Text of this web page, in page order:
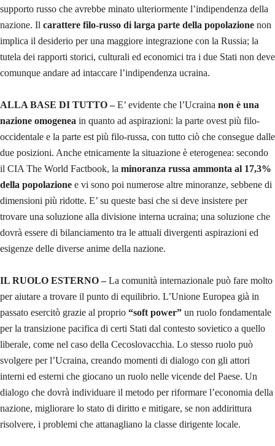
supporto russo che avrebbe minato ulteriormente l’indipendenza della
nazione. Il carattere filo-russo di larga parte della popolazione non
implica il desiderio per una maggiore integrazione con la Russia; la
tutela dei rapporti storici, culturali ed economici tra i due Stati non deve
comunque andare ad intaccare l’indipendenza ucraina.
ALLA BASE DI TUTTO –E’ evidente che l’Ucraina non è una
nazione omogenea in quanto ad aspirazioni: la parte ovest più filo-
occidentale e la parte est più filo-russa, con tutto ciò che consegue dalle
due posizioni. Anche etnicamente la situazione è eterogenea: secondo
il CIA The World Factbook, la minoranza russa ammonta al 17,3%
della popolazione e vi sono poi numerose altre minoranze, sebbene di
dimensioni più ridotte. E’ su queste basi che si deve insistere per
trovare una soluzione alla divisione interna ucraina; una soluzione che
dovrà essere di bilanciamento tra le attuali divergenti aspirazioni ed
esigenze delle diverse anime della nazione.
IL RUOLO ESTERNO –La comunità internazionale può fare molto
per aiutare a trovare il punto di equilibrio. L’Unione Europea già in
passato esercitò grazie al proprio “soft power” un ruolo fondamentale
per la transizione pacifica di certi Stati dal contesto sovietico a quello
liberale, come nel caso della Cecoslovacchia. Lo stesso ruolo può
svolgere per l’Ucraina, creando momenti di dialogo con gli attori
interni ed esterni che giocano un ruolo nelle vicende del Paese. Un
dialogo che dovrà individuare il metodo per riformare l’economia della
nazione, migliorare lo stato di diritto e mitigare, se non addirittura
risolvere, i problemi che attanagliano la classe dirigente locale.